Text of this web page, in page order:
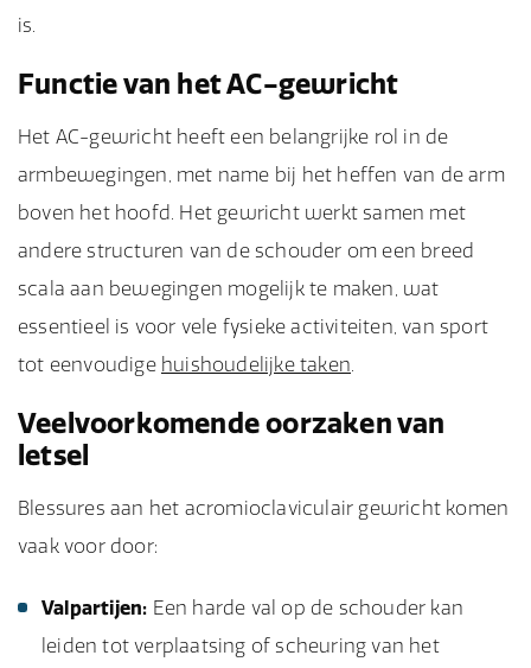
is.
Functie van het AC-gewricht
Het AC-gewricht heeft een belangrijke rol in de
armbewegingen, met name bij het heffen van de arm
boven het hoofd. Het gewricht werkt samen met
andere structuren van de schouder om een breed
scala aan bewegingen mogelijk te maken, wat
essentieel is voor vele fysieke activiteiten, van sport
tot eenvoudige huishoudelijke taken.
Veelvoorkomende oorzaken van
letsel
Blessures aan het acromioclaviculair gewricht komen
vaak voor door:
Valpartijen: Een harde val op de schouder kan
leiden tot verplaatsing of scheuring van het